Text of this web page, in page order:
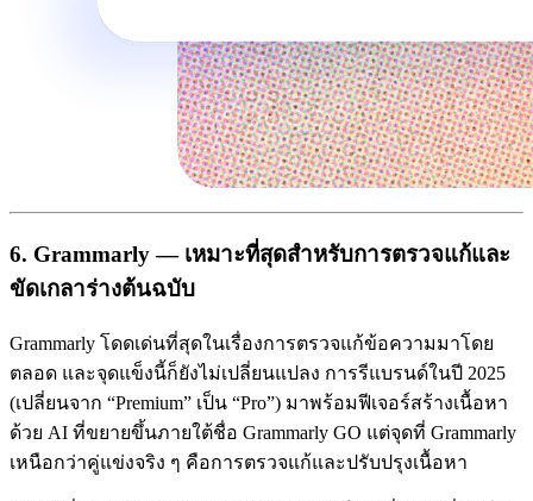
6. Grammarly — เหมาะที่สุดสำหรับการตรวจแก้และ
ขัดเกลาร่างต้นฉบับ
Grammarly โดดเด่นที่สุดในเรื่องการตรวจแก้ข้อความมาโดย
ตลอด และจุดแข็งนี้ก็ยังไม่เปลี่ยนแปลง การรีแบรนด์ในปี 2025
(เปลี่ยนจาก “Premium” เป็น “Pro”) มาพร้อมฟีเจอร์สร้างเนื้อหา
ด้วย AI ที่ขยายขึ้นภายใต้ชื่อ Grammarly GO แต่จุดที่ Grammarly
เหนือกว่าคู่แข่งจริง ๆ คือการตรวจแก้และปรับปรุงเนื้อหา